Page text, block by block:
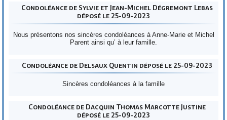
Condoléance de Sylvie et Jean-Michel Dégremont Lebas
déposé le 25-09-2023
Nous présentons nos sincères condoléances à Anne-Marie et Michel
Parent ainsi qu’ à leur famille.
Condoléance de Delsaux Quentin déposé le 25-09-2023
Sincères condoléances à la famille
Condoléance de Dacquin Thomas Marcotte Justine
déposé le 25-09-2023